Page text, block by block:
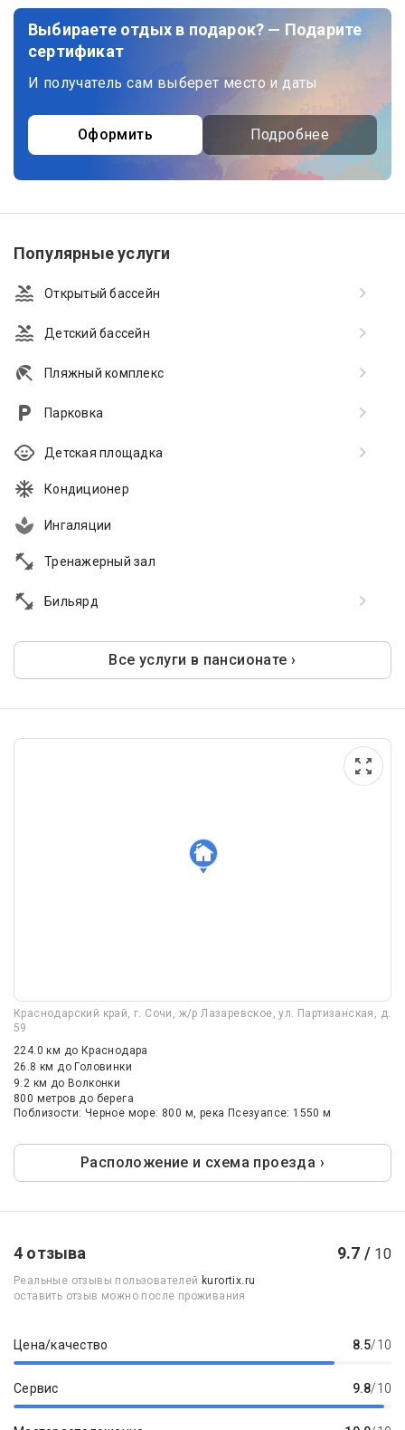
Выбираете отдых в подарок? — Подарите
сертификат
И получатель сам выберет место и даты
Оформить Подробнее
Популярные услуги
Открытый бассейн
Детский бассейн
Пляжный комплекс
Парковка
Детская площадка
Кондиционер
Ингаляции
Тренажерный зал
Бильярд
Все услуги в пансионате ›
Краснодарский край, г. Сочи, ж/р Лазаревское, ул. Партизанская, д.
59
224.0 км до Краснодара
26.8 кмдо Головинки
9.2 км до Волконки
800 метров до берега
Поблизости: Черное море: 800 м, река Псезуапсе: 1550 м
Расположение и схема проезда ›
4 отзыва 9.7 / 10
Реальные отзывы пользователей kurortix.ru
оставить отзыв можно после проживания
Цена/качество 8.5/10
Сервис 9.8/10